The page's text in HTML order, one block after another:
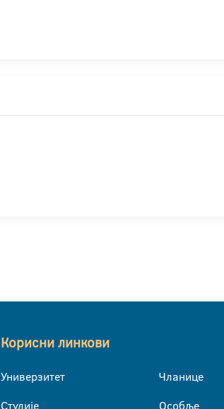
Корисни линкови
Универзитет
Студије
Чланице
Особље